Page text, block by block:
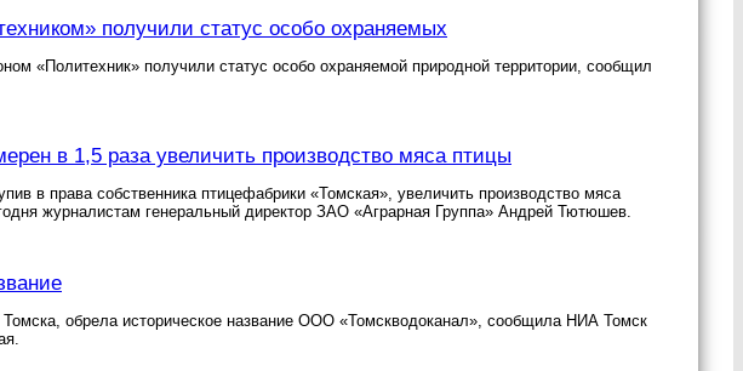
получили статус особо охраняемых
«Политехник» получили статус особо охраняемой природной территории, сообщил
в 1,5 раза увеличить производство мяса птицы
в права собственника птицефабрики «Томская», увеличить производство мяса
журналистам генеральный директор ЗАО «Аграрная Группа» Андрей Тютюшев.
обрела историческое название ООО «Томскводоканал», сообщила НИА Томск